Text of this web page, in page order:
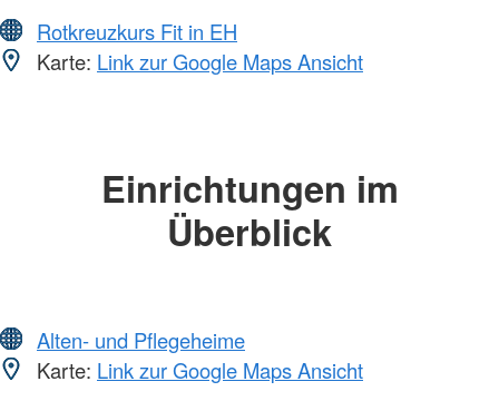
Rotkreuzkurs Fit in EH
Karte: Link zur Google Maps Ansicht
Einrichtungen im
Überblick
Alten- und Pflegeheime
Karte: Link zur Google Maps Ansicht